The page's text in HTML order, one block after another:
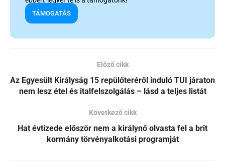
TÁMOGATÁS
Előző cikk
Az Egyesült Királyság 15 repülőteréről induló TUI járaton
nem lesz étel és italfelszolgálás – lásd a teljes listát
Következő cikk
Hat évtizede először nem a királynő olvasta fel a brit
kormány törvényalkotási programját